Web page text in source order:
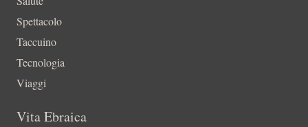
Spettacolo
Taccuino
Tecnologia
Viaggi
Vita Ebraica